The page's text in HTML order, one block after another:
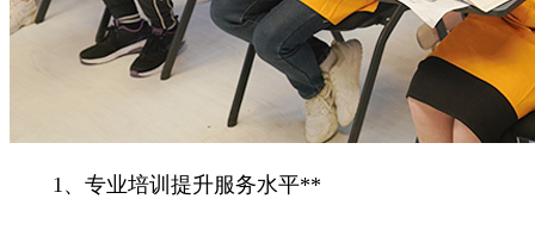
1、专业培训提升服务水平**